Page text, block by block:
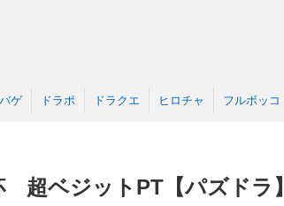
ゲ ドラポ ドラクエ ヒロチャ フルボッコ
超ベジットPT【パズドラ】